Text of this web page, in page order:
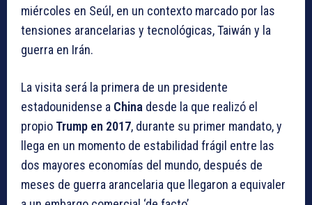
miércoles en Seúl, en un contexto marcado por las
tensiones arancelarias y tecnológicas, Taiwán y la
guerra en Irán.
La visita será la primera de un presidente
estadounidense a China desde la que realizó el
propio Trump en 2017, durante su primer mandato, y
llega en un momento de estabilidad frágil entre las
dos mayores economías del mundo, después de
meses de guerra arancelaria que llegaron a equivaler